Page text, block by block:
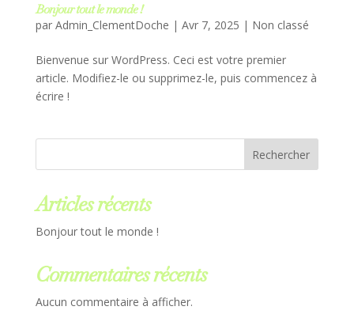
Bonjour tout le monde !
par Admin_ClementDoche | Avr 7, 2025 | Non classé
Bienvenue sur WordPress. Ceci est votre premier
article. Modifiez-le ou supprimez-le, puis commencez à
écrire !
Rechercher
Articles récents
Bonjour tout le monde !
Commentaires récents
Aucun commentaire à afficher.